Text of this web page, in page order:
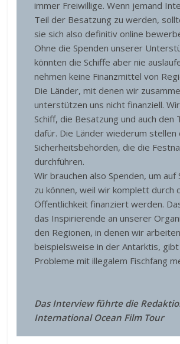
immer Freiwillige. Wenn jemand
Teil der Besatzung zu werden,
sie sich also definitiv online
Ohne die Spenden unserer
könnten die Schiffe aber nie
nehmen keine Finanzmittel von
Die Länder, mit denen wir
unterstützen uns nicht finanziell.
Schiff, die Besatzung und auch
dafür. Die Länder wiederum stellen
Sicherheitsbehörden, die die
durchführen.
Wir brauchen also Spenden, um auf
zu können, weil wir komplett durch
Öffentlichkeit finanziert werden.
das Inspirierende an unserer
den Regionen, in denen wir
beispielsweise in der Antarktis,
Probleme mit illegalem Fischfang
Das Interview führte die
International Ocean Film Tour